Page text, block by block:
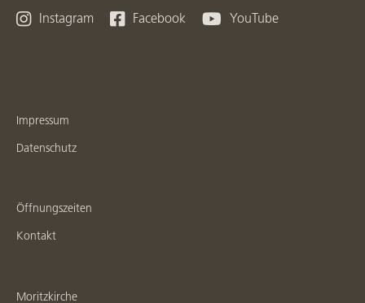
 Instagram  Facebook  YouTube
Impressum
Datenschutz
Öffnungszeiten
Kontakt
Moritzkirche